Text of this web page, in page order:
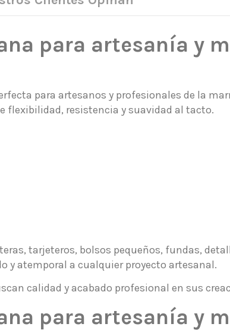
para artesanía y
para artesanos y profesionales de la
flexibilidad, resistencia y suavidad al tacto.
tarjeteros, bolsos pequeños, fundas,
y atemporal a cualquier proyecto artesanal.
calidad y acabado profesional en sus
para artesanía y